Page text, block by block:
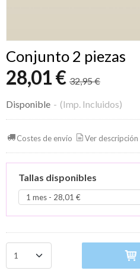
Conjunto 2 piezas
28,01 € 32,95 €
Disponible - (Imp. Incluidos)
Costes de envío Ver descripción
Tallas disponibles